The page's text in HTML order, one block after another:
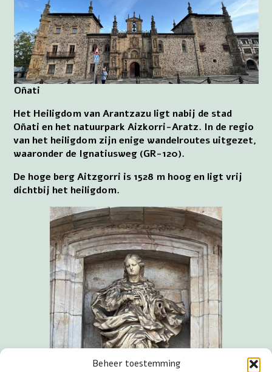
Beheer toestemming
Oñati
Het Heiligdom van Arantzazu ligt nabij de stad
Oñati en het natuurpark Aizkorri-Aratz. In de regio
van het heiligdom zijn enige wandelroutes uitgezet,
waaronder de Ignatiusweg (GR-120).
De hoge berg Aitzgorri is 1528 m hoog en ligt vrij
dichtbij het heiligdom.